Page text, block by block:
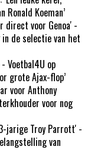
Koeman’
direct voor Genoa' -
de selectie van het
Voetbal4U op
grote Ajax-flop’
voor Anthony
voor nog
jarige Troy Parrott' -
van